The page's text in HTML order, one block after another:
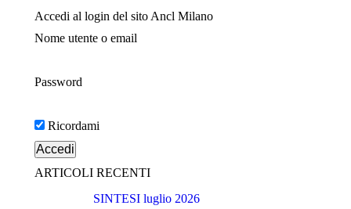
Accedi al login del sito Ancl Milano
Nome utente o email
Password
Ricordami
ARTICOLI RECENTI
SINTESI luglio 2026